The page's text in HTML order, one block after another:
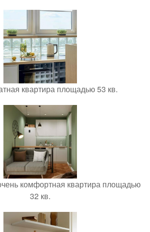
квартира площадью 53 кв.
комфортная квартира площадью
32 кв.